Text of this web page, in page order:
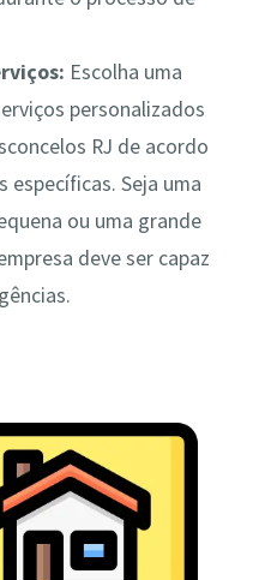
Escolha uma
personalizados
RJ de acordo
específicas. Seja uma
ou uma grande
deve ser capaz